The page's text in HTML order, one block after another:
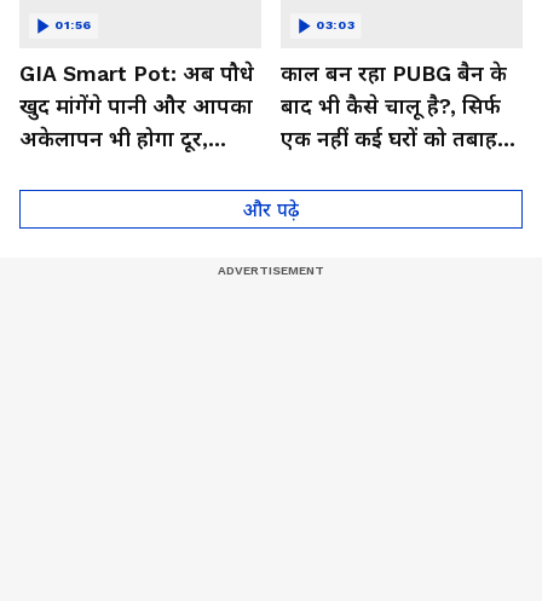
GIA Smart Pot: अब पौधे
खुद मांगेंगे पानी और आपका
अकेलापन भी होगा दूर,
01:56
काल बन रहा PUBG बैन के
बाद भी कैसे चालू है?, सिर्फ
एक नहीं कई घरों को तबाह
03:03
और पढ़े